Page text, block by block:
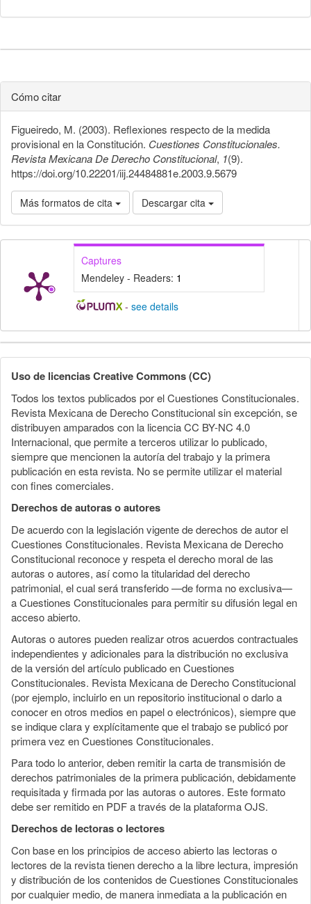
Cómo citar
Figueiredo, M. (2003). Reflexiones respecto de la medida
provisional en la Constitución. Cuestiones Constitucionales.
Revista Mexicana De Derecho Constitucional, 1(9).
https://doi.org/10.22201/iij.24484881e.2003.9.5679
Más formatos de cita Descargar cita
Captures
Mendeley - Readers: 1
- see details
Detalles
del
artículo
Uso de licencias Creative Commons (CC)
Todos los textos publicados por el Cuestiones Constitucionales.
Revista Mexicana de Derecho Constitucional sin excepción, se
distribuyen amparados con la licencia CC BY-NC 4.0
Internacional, que permite a terceros utilizar lo publicado,
siempre que mencionen la autoría del trabajo y la primera
publicación en esta revista. No se permite utilizar el material
con fines comerciales.
Derechos de autoras o autores
De acuerdo con la legislación vigente de derechos de autor el
Cuestiones Constitucionales. Revista Mexicana de Derecho
Constitucional reconoce y respeta el derecho moral de las
autoras o autores, así como la titularidad del derecho
patrimonial, el cual será transferido —de forma no exclusiva—
a Cuestiones Constitucionales para permitir su difusión legal en
acceso abierto.
Autoras o autores pueden realizar otros acuerdos contractuales
independientes y adicionales para la distribución no exclusiva
de la versión del artículo publicado en Cuestiones
Constitucionales. Revista Mexicana de Derecho Constitucional
(por ejemplo, incluirlo en un repositorio institucional o darlo a
conocer en otros medios en papel o electrónicos), siempre que
se indique clara y explícitamente que el trabajo se publicó por
primera vez en Cuestiones Constitucionales.
Para todo lo anterior, deben remitir la carta de transmisión de
derechos patrimoniales de la primera publicación, debidamente
requisitada y firmada por las autoras o autores. Este formato
debe ser remitido en PDF a través de la plataforma OJS.
Derechos de lectoras o lectores
Con base en los principios de acceso abierto las lectoras o
lectores de la revista tienen derecho a la libre lectura, impresión
y distribución de los contenidos de Cuestiones Constitucionales
por cualquier medio, de manera inmediata a la publicación en